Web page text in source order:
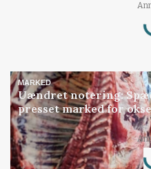
MARKED
Uændret notering:
presset marked for